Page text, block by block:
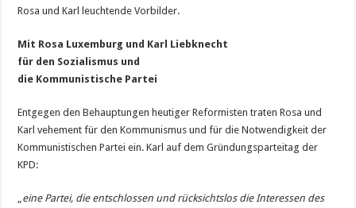
Rosa und Karl leuchtende Vorbilder.
Mit Rosa Luxemburg und Karl Liebknecht
für den Sozialismus und
die Kommunistische Partei
Entgegen den Behauptungen heutiger Reformisten traten Rosa und
Karl vehement für den Kommunismus und für die Notwendigkeit der
Kommunistischen Partei ein. Karl auf dem Gründungsparteitag der
KPD:
eine Partei, die entschlossen und rücksichtslos die Interessen des